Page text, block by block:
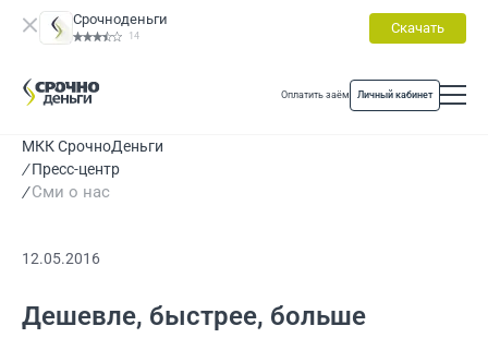
Срочноденьги
14 Скачать
Оплатить заём Личный кабинет
МКК СрочноДеньги
Пресс-центр
Сми о нас
12.05.2016
Дешевле, быстрее, больше